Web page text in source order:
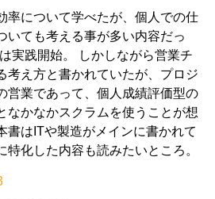
率について学べたが、個人での仕
いても考える事が多い内容だっ
実践開始。 しかしながら営業チ
考え方と書かれていたが、プロジ
営業であって、個人成績評価型の
なかなかスクラムを使うことが想
書はITや製造がメインに書かれて
特化した内容も読みたいところ。